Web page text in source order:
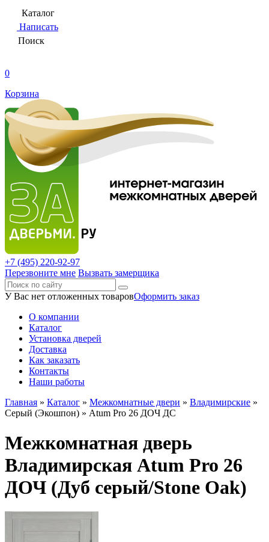
Каталог
Написать
Поиск
0
Корзина
+7 (495) 220-92-97
Перезвоните мне Вызвать замерщика
У Вас нет отложенных товаровОформить заказ
О компании
Каталог
Установка дверей
Доставка
Как заказать
Контакты
Наши работы
Главная » Каталог » Межкомнатные двери » Владимирские »
Серый (Экошпон) » Atum Pro 26 ДОЧ ДС
Межкомнатная дверь
Владимирская Atum Pro 26
ДОЧ (Дуб серый/Stone Oak)